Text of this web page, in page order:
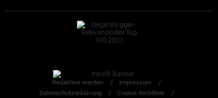
Redakteur werden
Impressum
Datenschutzerklärung
Cookie-Richtlinie